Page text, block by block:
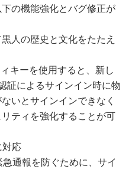
の機能強化とバグ修正が
人の歴史と文化をたたえ
キーを使用すると、新し
証によるサインイン時に物
いとサインインできなく
ティを強化することが可
対応
通報を防ぐために、サイ